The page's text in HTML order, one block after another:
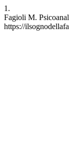
1.
Fagioli M.
https://